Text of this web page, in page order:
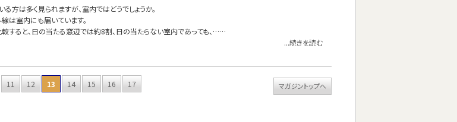
方は多く見られますが、室内ではどうでしょうか。
は室内にも届いています。
ると、日の当たる窓辺では約8割、日の当たらない室内であっても、……
...続きを読む
11 12 13 14 15 16
17
マガジントップへ